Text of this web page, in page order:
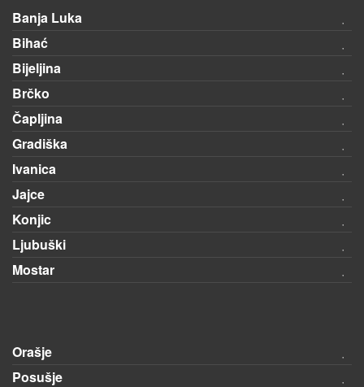
Banja Luka
Bihać
Bijeljina
Brčko
Čapljina
Gradiška
Ivanica
Jajce
Konjic
Ljubuški
Mostar
Orašje
Posušje